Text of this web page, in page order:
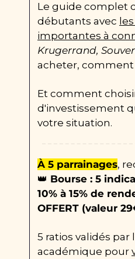
Le guide complet
débutants avec
importantes à
Krugerrand,
acheter, comment
Et comment
d'investissement
votre situation.
À 5 parrainages
👑 Bourse : 5
10% à 15% de
OFFERT (valeur
5 ratios validés par
académique pour